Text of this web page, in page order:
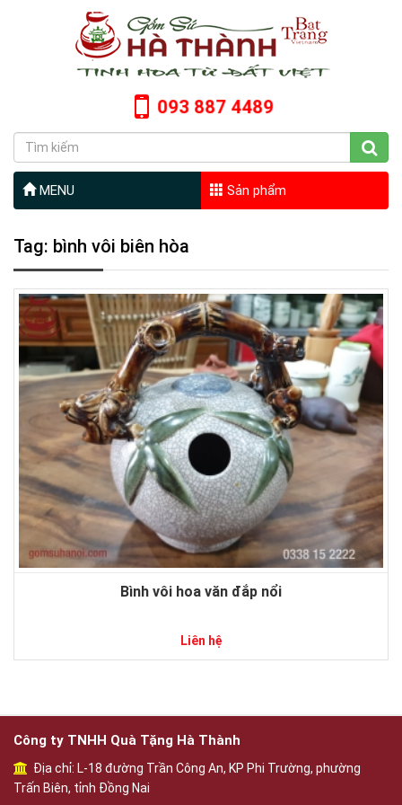
093 887 4489
MENU Sản phẩm
Tag: bình vôi biên hòa
Bình vôi hoa văn đắp nổi
Liên hệ
Công ty TNHH Quà Tặng Hà Thành
Địa chỉ: L-18 đường Trần Công An, KP Phi Trường, phường
Trấn Biên, tỉnh Đồng Nai